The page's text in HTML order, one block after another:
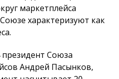
маркетплейса
характеризуют как
президент Союза
Андрей Пасынков,